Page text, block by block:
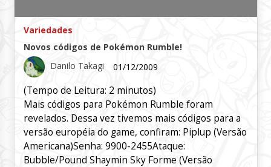
Variedades
Novos códigos de Pokémon Rumble!
Danilo Takagi
01/12/2009
(Tempo de Leitura: 2 minutos)
Mais códigos para Pokémon Rumble foram
revelados. Dessa vez tivemos mais códigos para a
versão européia do game, confiram: Piplup (Versão
Americana)Senha: 9900-2455Ataque:
Bubble/Pound Shaymin Sky Forme (Versão